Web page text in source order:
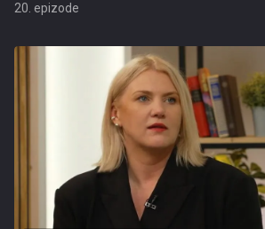
20. epizode